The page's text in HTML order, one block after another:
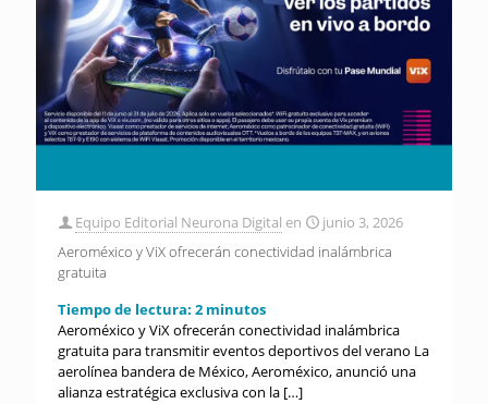
Equipo Editorial Neurona Digital en
junio 3, 2026
Aeroméxico y ViX ofrecerán conectividad inalámbrica
gratuita
Tiempo de lectura: 2 minutos
Aeroméxico y ViX ofrecerán conectividad inalámbrica
gratuita para transmitir eventos deportivos del verano La
aerolínea bandera de México, Aeroméxico, anunció una
alianza estratégica exclusiva con la […]